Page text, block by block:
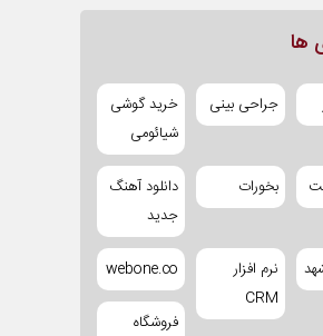
ها
جراحی بینی
خرید گوشی
شیائومی
بخورات
دانلود آهنگ
جدید
نرم افزار
CRM
webone.co
فروشگاه